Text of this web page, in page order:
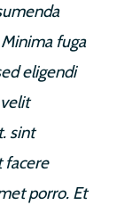
fuga
eligendi
sint
facere
porro. Et